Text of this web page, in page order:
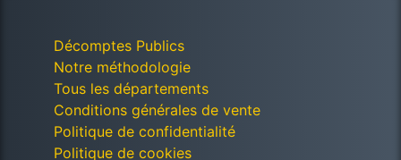
Décomptes Publics
Notre méthodologie
Tous les départements
Conditions générales de vente
Politique de confidentialité
Politique de cookies